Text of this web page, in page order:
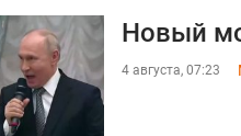
Новый
4 августа, 07:23